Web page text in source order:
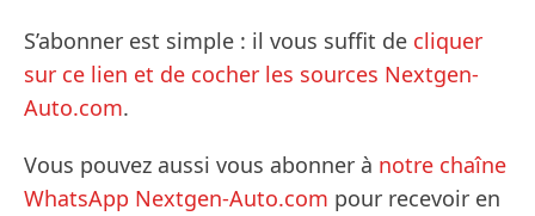
S’abonner est simple : il vous suffit de cliquer
sur ce lien et de cocher les sources Nextgen-
Auto.com.
Vous pouvez aussi vous abonner à notre chaîne
WhatsApp Nextgen-Auto.com pour recevoir en